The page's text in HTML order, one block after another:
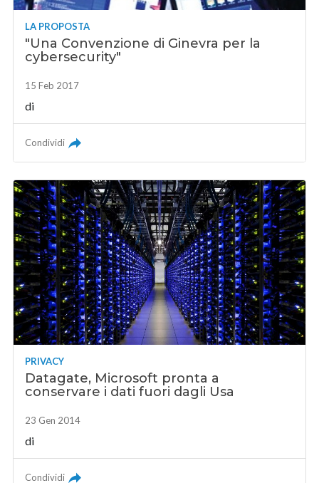
LA PROPOSTA
"Una Convenzione di Ginevra per la
cybersecurity"
15 Feb 2017
di
Condividi
PRIVACY
Datagate, Microsoft pronta a
conservare i dati fuori dagli Usa
23 Gen 2014
di
Condividi